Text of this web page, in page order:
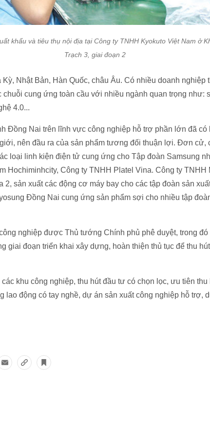
khẩu và tiêu thụ nội địa tại Công ty TNHH Kyokuto Việt Nam ở
Trạch 3, giai đoạn 2
Nhật Bản, Hàn Quốc, châu Âu. Có nhiều doanh nghiệp
chuỗi cung ứng toàn cầu với nhiều ngành quan trọng như:
4.0...
Đồng Nai trên lĩnh vực công nghiệp hỗ trợ phần lớn đã có
nên đầu ra của sản phẩm tương đối thuận lợi. Đơn cử,
loại linh kiện điện tử cung ứng cho Tập đoàn Samsung
Hochiminhcity, Công ty TNHH Platel Vina. Công ty TNHH
2, sản xuất các động cơ máy bay cho các tập đoàn sản
Đồng Nai cung ứng sản phẩm sợi cho nhiều tập
nghiệp được Thủ tướng Chính phủ phê duyệt, trong đó
giai đoạn triển khai xây dựng, hoàn thiện thủ tục để thu
khu công nghiệp, thu hút đầu tư có chọn lọc, ưu tiên
lao động có tay nghề, dự án sản xuất công nghiệp hỗ trợ,